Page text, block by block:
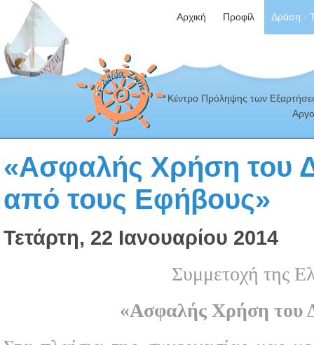
Αρχική Προφίλ Δράση -
Κέντρο Πρόληψης των
«Ασφαλής Χρήση του
από τους Εφήβους»
Τετάρτη, 22 Ιανουαρίου 2014
Συμμετοχή της
«Ασφαλής Χρήση του